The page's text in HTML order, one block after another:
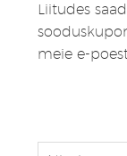
Liitudes
meie e-